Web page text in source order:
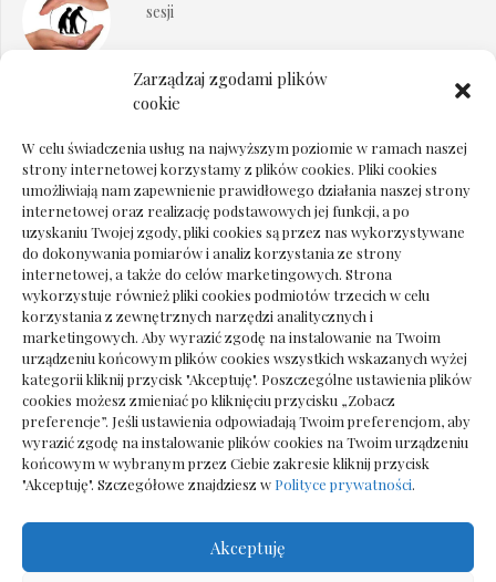
Zarządzaj zgodami plików
cookie
W celu świadczenia usług na najwyższym poziomie w ramach naszej
strony internetowej korzystamy z plików cookies. Pliki cookies
umożliwiają nam zapewnienie prawidłowego działania naszej strony
internetowej oraz realizację podstawowych jej funkcji, a po
uzyskaniu Twojej zgody, pliki cookies są przez nas wykorzystywane
do dokonywania pomiarów i analiz korzystania ze strony
internetowej, a także do celów marketingowych. Strona
wykorzystuje również pliki cookies podmiotów trzecich w celu
korzystania z zewnętrznych narzędzi analitycznych i
marketingowych. Aby wyrazić zgodę na instalowanie na Twoim
urządzeniu końcowym plików cookies wszystkich wskazanych wyżej
kategorii kliknij przycisk "Akceptuję". Poszczególne ustawienia plików
cookies możesz zmieniać po kliknięciu przycisku „Zobacz
preferencje”. Jeśli ustawienia odpowiadają Twoim preferencjom, aby
wyrazić zgodę na instalowanie plików cookies na Twoim urządzeniu
końcowym w wybranym przez Ciebie zakresie kliknij przycisk
"Akceptuję". Szczegółowe znajdziesz w Polityce prywatności.
Akceptuję
sesji
Dokumenty do odbioru przy zmianie biura
Deska podłogowa do salonu: jak wybrać bez
pośpiechu